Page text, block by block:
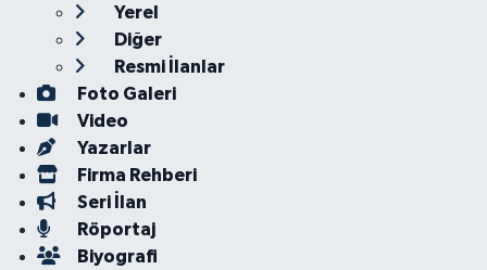
Yerel
Diğer
Resmi İlanlar
Foto Galeri
Video
Yazarlar
Firma Rehberi
Seri İlan
Röportaj
Biyografi